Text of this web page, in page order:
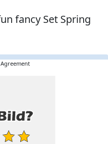
fancy Set Spring